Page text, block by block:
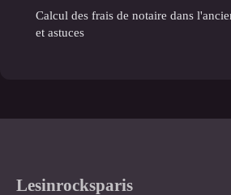
Calcul des frais de notaire dans
et astuces
Lesinrocksparis